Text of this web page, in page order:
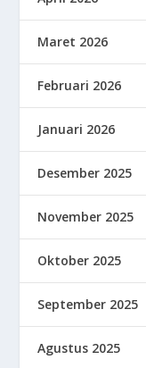
Maret 2026
Februari 2026
Januari 2026
Desember 2025
November 2025
Oktober 2025
September 2025
Agustus 2025